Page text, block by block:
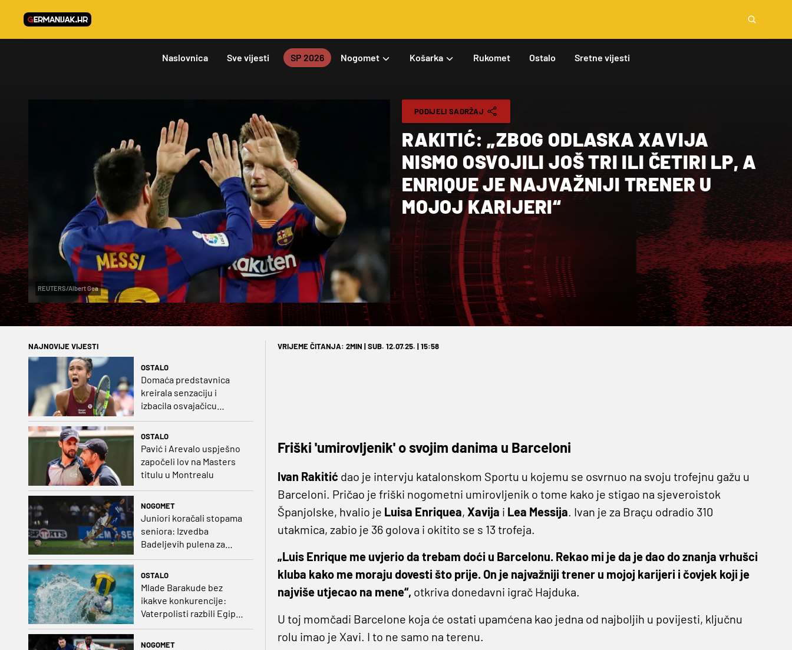
Naslovnica Sve vijesti SP 2026 Nogomet Košarka Rukomet Ostalo Sretne vijesti
REUTERS/Albert Gea
PODIJELI SADRŽAJ
RAKITIĆ: „ZBOG ODLASKA XAVIJA
NISMO OSVOJILI JOŠ TRI ILI ČETIRI LP, A
ENRIQUE JE NAJVAŽNIJI TRENER U
MOJOJ KARIJERI“
NAJNOVIJE VIJESTI
OSTALO
Domaća predstavnica
kreirala senzaciju i
izbacila osvajačicu
OSTALO
Pavić i Arevalo uspješno
započeli lov na Masters
titulu u Montrealu
NOGOMET
Juniori koračali stopama
seniora: Izvedba
Badeljevih pulena za
čistu peticu protiv
OSTALO
Mlade Barakude bez
ikakve konkurencije:
Vaterpolisti razbili Egipat
za polufinale SP-a!
NOGOMET
VRIJEME ČITANJA: 2MIN | SUB. 12.07.25. | 15:58
Friški 'umirovljenik' o svojim danima u Barceloni
Ivan Rakitić dao je intervju katalonskom Sportu u kojemu se osvrnuo na svoju trofejnu gažu u
Barceloni. Pričao je friški nogometni umirovljenik o tome kako je stigao na sjeveroistok
Španjolske, hvalio je Luisa Enriquea, Xavija i Lea Messija. Ivan je za Braçu odradio 310
utakmica, zabio je 36 golova i okitito se s 13 trofeja.
„Luis Enrique me uvjerio da trebam doći u Barcelonu. Rekao mi je da je dao do znanja vrhušci
kluba kako me moraju dovesti što prije. On je najvažniji trener u mojoj karijeri i čovjek koji je
najviše utjecao na mene“, otkriva donedavni igrač Hajduka.
U toj momčadi Barcelone koja će ostati upamćena kao jedna od najboljih u povijesti, ključnu
rolu imao je Xavi. I to ne samo na terenu.